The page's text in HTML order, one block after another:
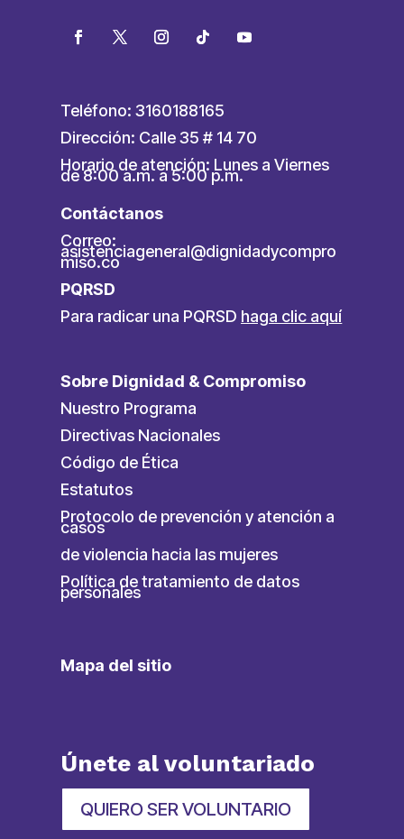
Teléfono: 3160188165
Dirección: Calle 35 # 14 70
Horario de atención: Lunes a Viernes
de 8:00 a.m. a 5:00 p.m.
Contáctanos
Correo:
asistenciageneral@dignidadycompro
miso.co
PQRSD
Para radicar una PQRSD haga clic aquí
Sobre Dignidad & Compromiso
Nuestro Programa
Directivas Nacionales
Código de Ética
Estatutos
Protocolo de prevención y atención a
casos
de violencia hacia las mujeres
Política de tratamiento de datos
personales
Mapa del sitio
Únete al voluntariado
QUIERO SER VOLUNTARIO